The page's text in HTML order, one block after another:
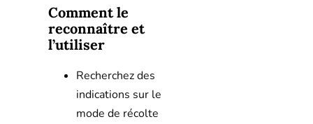
Comment le
reconnaître et
l’utiliser
Recherchez des
indications sur le
mode de récolte